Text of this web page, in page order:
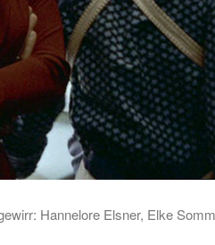
Hannelore Elsner, Elke